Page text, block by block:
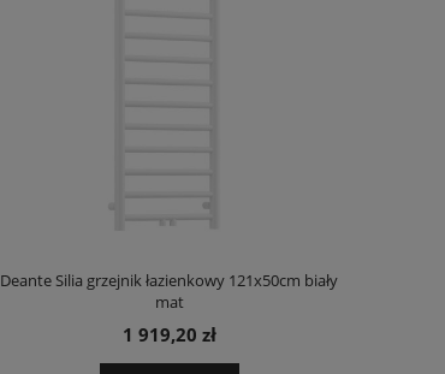
Deante Silia grzejnik łazienkowy 121x50cm biały
mat
1 919,20 zł